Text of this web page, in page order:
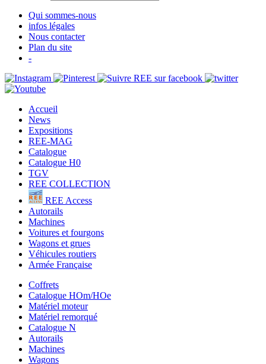
Qui sommes-nous
infos légales
Nous contacter
Plan du site
-
Accueil
News
Expositions
REE-MAG
Catalogue
Catalogue H0
TGV
REE COLLECTION
REE Access
Autorails
Machines
Voitures et fourgons
Wagons et grues
Véhicules routiers
Armée Française
Coffrets
Catalogue HOm/HOe
Matériel moteur
Matériel remorqué
Catalogue N
Autorails
Machines
Wagons